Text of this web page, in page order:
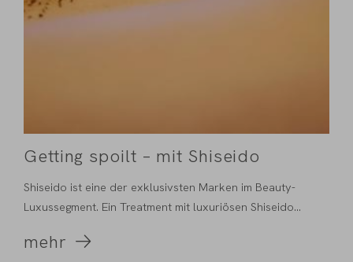
Getting spoilt – mit Shiseido
Shiseido ist eine der exklusivsten Marken im Beauty-
Luxussegment. Ein Treatment mit luxuriösen Shiseido...
mehr